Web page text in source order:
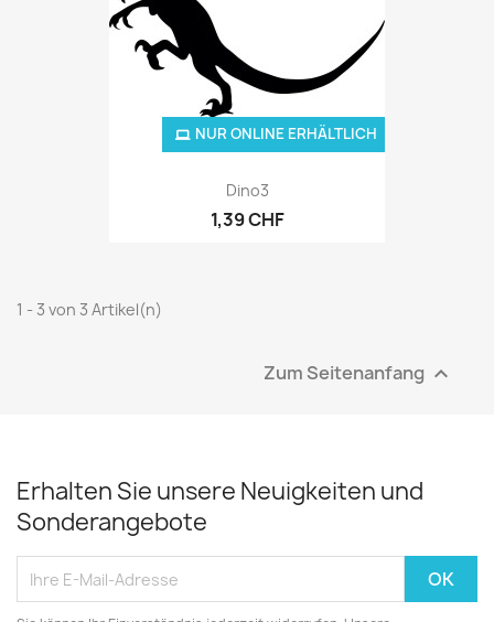
Dino3
1,39 CHF
NUR ONLINE ERHÄLTLICH
1 - 3 von 3 Artikel(n)
Zum Seitenanfang 
Erhalten Sie unsere Neuigkeiten und
Sonderangebote